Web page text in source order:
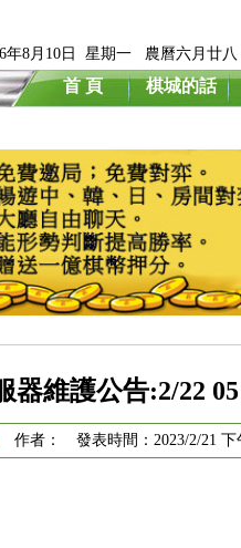
年8月10日 星期一 農曆六月廿八
首 頁 棋城的話
器維護公告:2/22
者： 發表時間：2023/2/21